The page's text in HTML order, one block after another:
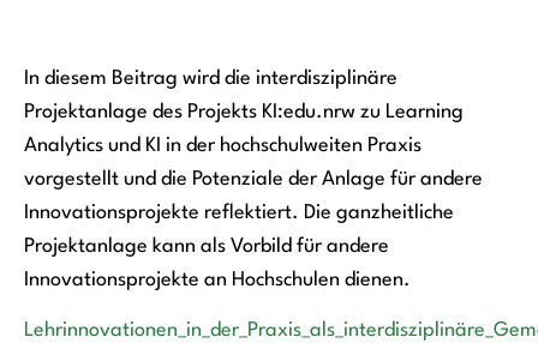
In diesem Beitrag wird die interdisziplinäre
Projektanlage des Projekts KI:edu.nrw zu Learning
Analytics und KI in der hochschulweiten Praxis
vorgestellt und die Potenziale der Anlage für andere
Innovationsprojekte reflektiert. Die ganzheitliche
Projektanlage kann als Vorbild für andere
Innovationsprojekte an Hochschulen dienen.